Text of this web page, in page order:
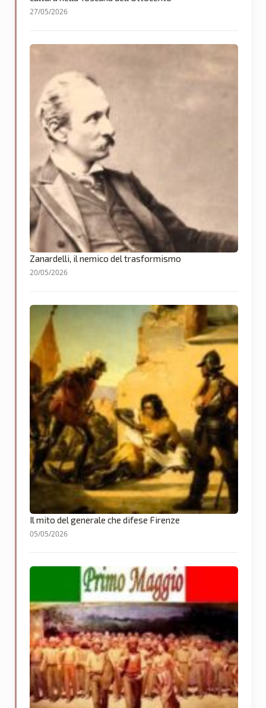
27/05/2026
Zanardelli, il nemico del trasformismo
20/05/2026
Il mito del generale che difese Firenze
05/05/2026